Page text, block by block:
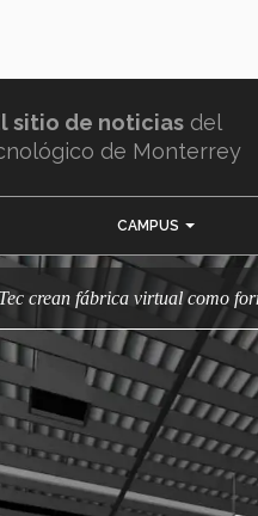
sitio de noticias del
de Monterrey
CAMPUS
Tec crean fábrica virtual como